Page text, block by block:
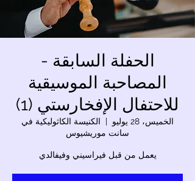
الحفلة السابقة -
المصاحبة الموسيقية
للاحتفال الإفخارستي (1)
الخميس، 28 يوليو
  |
الكنيسة الكاثوليكية في
سانت موريشيوس
يعمل من قبل فيراسيني وفيفالدي